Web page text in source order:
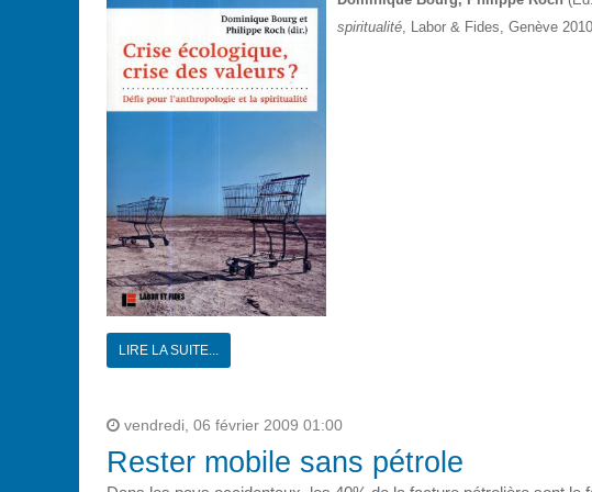
spiritualité, Labor & Fides, Genève
LIRE LA SUITE...
vendredi, 06 février 2009 01:00
Rester mobile sans pétrole